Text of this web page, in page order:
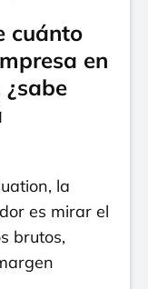
cuánto
en
la
es mirar el
brutos,